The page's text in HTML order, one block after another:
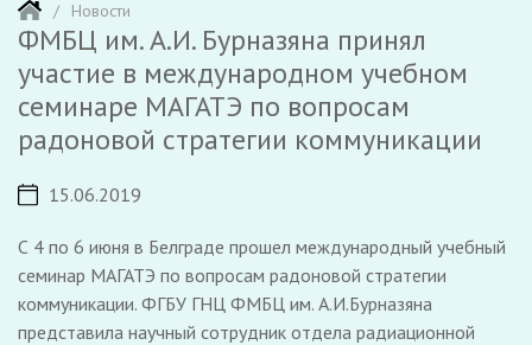
Новости
ФМБЦ им. А.И. Бурназяна принял
участие в международном учебном
семинаре МАГАТЭ по вопросам
радоновой стратегии коммуникации
15.06.2019
С 4 по 6 июня в Белграде прошел международный учебный
семинар МАГАТЭ по вопросам радоновой стратегии
коммуникации. ФГБУ ГНЦ ФМБЦ им. А.И.Бурназяна
представила научный сотрудник отдела радиационной